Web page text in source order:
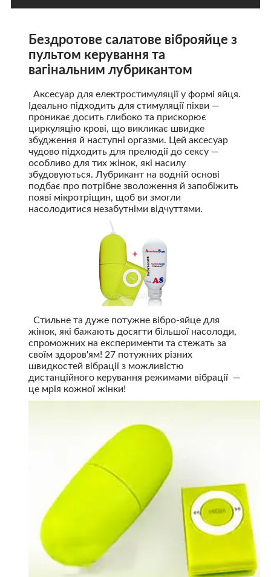
Бездротове салатове віброяйце з
пультом керування та
вагінальним лубрикантом
Аксесуар для електростимуляції у формі яйця.
Ідеально підходить для стимуляції піхви —
проникає досить глибоко та прискорює
циркуляцію крові, що викликає швидке
збудження й наступні оргазми. Цей аксесуар
чудово підходить для прелюдії до сексу —
особливо для тих жінок, які насилу
збудовуються. Лубрикант на водній основі
подбає про потрібне зволоження й запобіжить
появі мікротріщин, щоб ви змогли
насолодитися незабутніми відчуттями.
Стильне та дуже потужне вібро-яйце для
жінок, які бажають досягти більшої насолоди,
спроможних на експерименти та стежать за
своїм здоров'ям! 27 потужних різних
швидкостей вібрації з можливістю
дистанційного керування режимами вібрації —
це мрія кожної жінки!